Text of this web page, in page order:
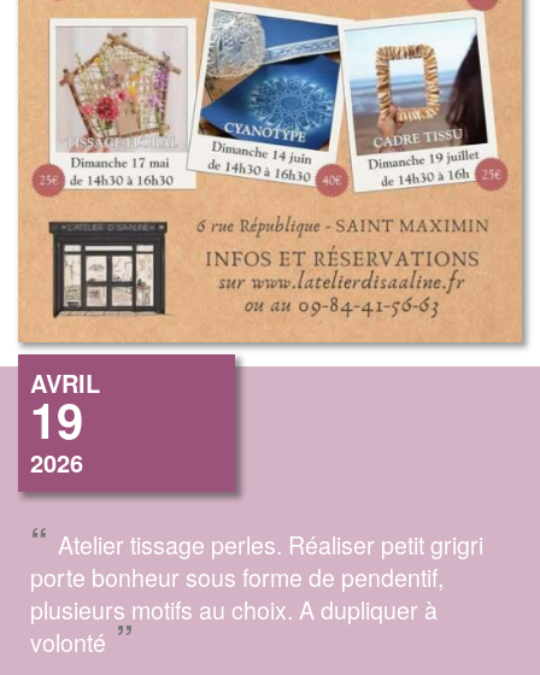
AVRIL
19
2026
“ Atelier tissage perles. Réaliser petit grigri
porte bonheur sous forme de pendentif,
plusieurs motifs au choix. A dupliquer à
volonté”